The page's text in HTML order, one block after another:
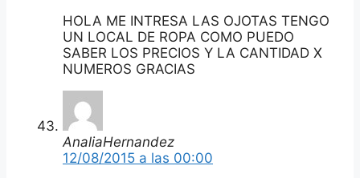
HOLA ME INTRESA LAS OJOTAS TENGO
UN LOCAL DE ROPA COMO PUEDO
SABER LOS PRECIOS Y LA CANTIDAD X
NUMEROS GRACIAS
AnaliaHernandez
12/08/2015 a las 00:00